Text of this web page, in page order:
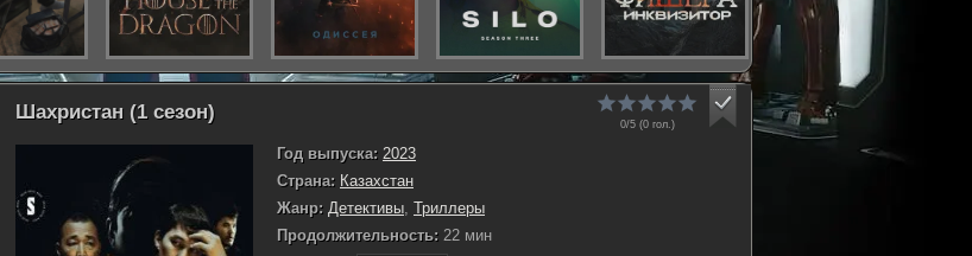
Шахристан (1 сезон)
0/5 (0гол.)
Год выпуска: 2023
Страна: Казахстан
Жанр: Детективы, Триллеры
Продолжительность: 22 мин